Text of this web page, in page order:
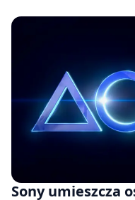
Sony umieszcza